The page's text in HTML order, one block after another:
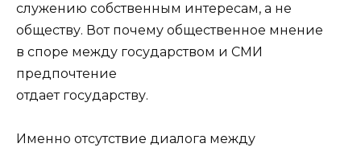
служению собственным интересам, а не
обществу. Вот почему общественное мнение
в споре между государством и СМИ
предпочтение
отдает государству.
Именно отсутствие диалога между